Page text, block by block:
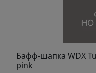
Бафф-шапка WDX
pink